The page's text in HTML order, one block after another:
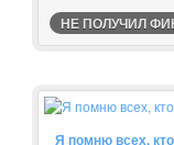
НЕ ПОЛУЧИЛ
Я помню всех,